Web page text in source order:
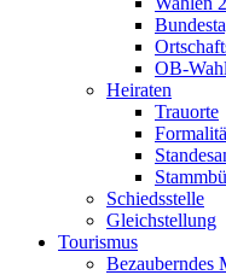
OB-
Heiraten
Trauorte
Schiedsstelle
Gleichstellung
Tourismus
Bezauberndes